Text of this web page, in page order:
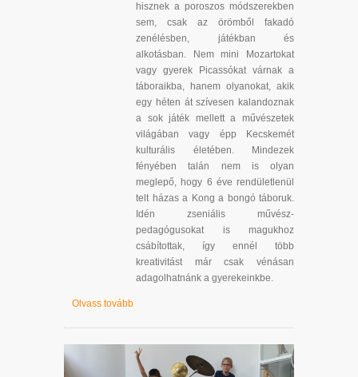
hisznek a poroszos módszerekben
sem, csak az örömből fakadó
zenélésben, játékban és
alkotásban. Nem mini Mozartokat
vagy gyerek Picassókat várnak a
táboraikba, hanem olyanokat, akik
egy héten át szívesen kalandoznak
a sok játék mellett a művészetek
világában vagy épp Kecskemét
kulturális életében. Mindezek
fényében talán nem is olyan
meglepő, hogy 6 éve rendületlenül
telt házas a Kong a bongó táboruk.
Idén zseniális művész-
pedagógusokat is magukhoz
csábítottak, így ennél több
kreativitást már csak vénásan
adagolhatnánk a gyerekeinkbe.
Olvass tovább